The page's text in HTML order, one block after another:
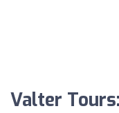
Valter